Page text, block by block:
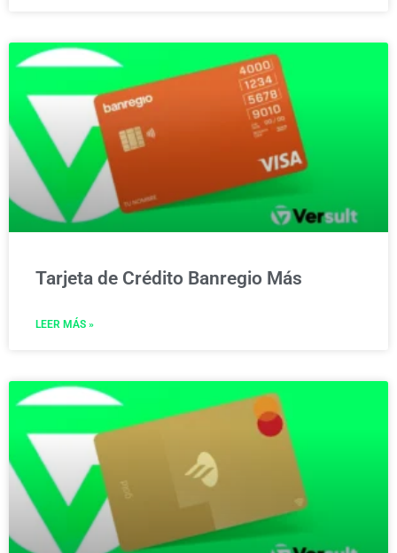
Tarjeta de Crédito Banregio Más
LEER MÁS »